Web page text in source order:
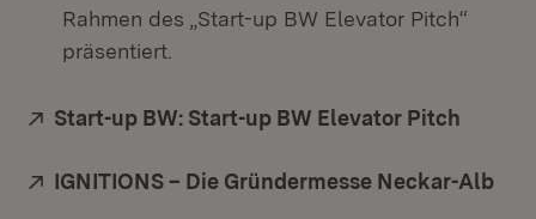
Rahmen des „Start-up BW Elevator Pitch“
präsentiert.
Extern:
Start-up BW: Start-up BW Elevator Pitch
Extern:
IGNITIONS – Die Gründermesse Neckar-Alb